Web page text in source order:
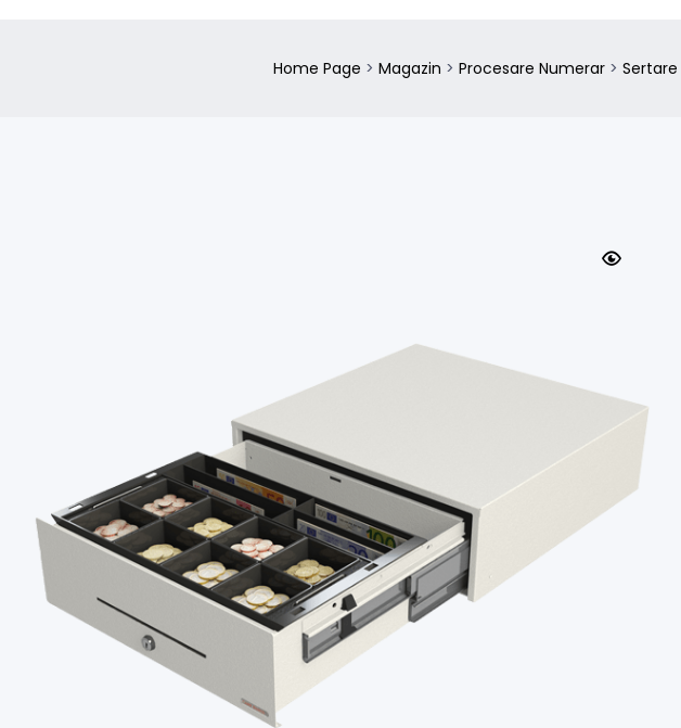
Home Page > Magazin > Procesare Numerar >